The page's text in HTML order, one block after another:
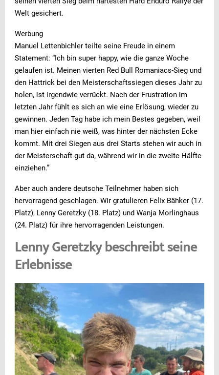
Welt gesichert.
Werbung
Manuel Lettenbichler teilte seine Freude in einem
Statement: “Ich bin super happy, wie die ganze Woche
gelaufen ist. Meinen vierten Red Bull Romaniacs-Sieg und
den Hattrick bei den Meisterschaftssiegen dieses Jahr zu
holen, ist irgendwie verrückt. Nach der Frustration im
letzten Jahr fühlt es sich an wie eine Erlösung, wieder zu
gewinnen. Jeden Tag habe ich mein Bestes gegeben, weil
man hier einfach nie weiß, was hinter der nächsten Ecke
kommt. Mit drei Siegen aus drei Starts stehen wir auch in
der Meisterschaft gut da, während wir in die zweite Hälfte
einziehen.”
Aber auch andere deutsche Teilnehmer haben sich
hervorragend geschlagen. Wir gratulieren Felix Bähker (17.
Platz), Lenny Geretzky (18. Platz) und Wanja Morlinghaus
(24. Platz) für ihre hervorragenden Leistungen.
Lenny Geretzky beschreibt seine
Erlebnisse